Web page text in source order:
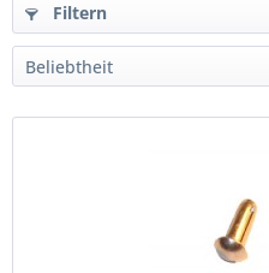
Filtern